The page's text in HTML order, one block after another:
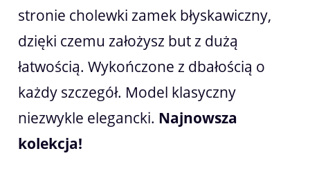
stronie cholewki zamek błyskawiczny,
dzięki czemu założysz but z dużą
łatwością. Wykończone z dbałością o
każdy szczegół. Model klasyczny
niezwykle elegancki. Najnowsza
kolekcja!